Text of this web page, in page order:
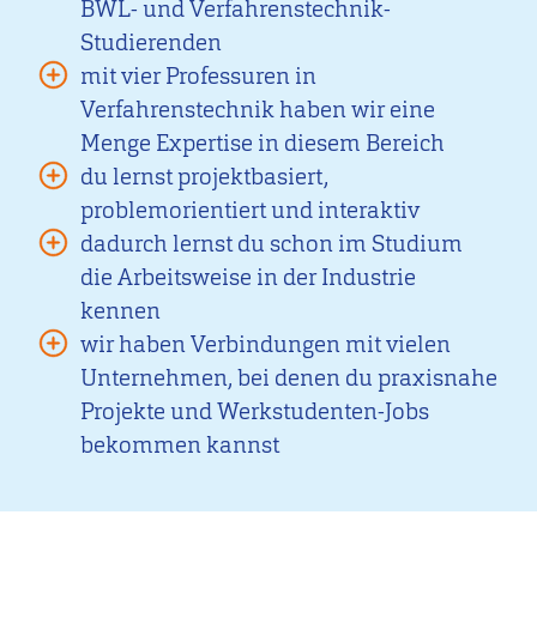
BWL- und Verfahrenstechnik-
Studierenden
mit vier Professuren in
Verfahrenstechnik haben wir eine
Menge Expertise in diesem Bereich
du lernst projektbasiert,
problemorientiert und interaktiv
dadurch lernst du schon im Studium
die Arbeitsweise in der Industrie
kennen
wir haben Verbindungen mit vielen
Unternehmen, bei denen du praxisnahe
Projekte und Werkstudenten-Jobs
bekommen kannst